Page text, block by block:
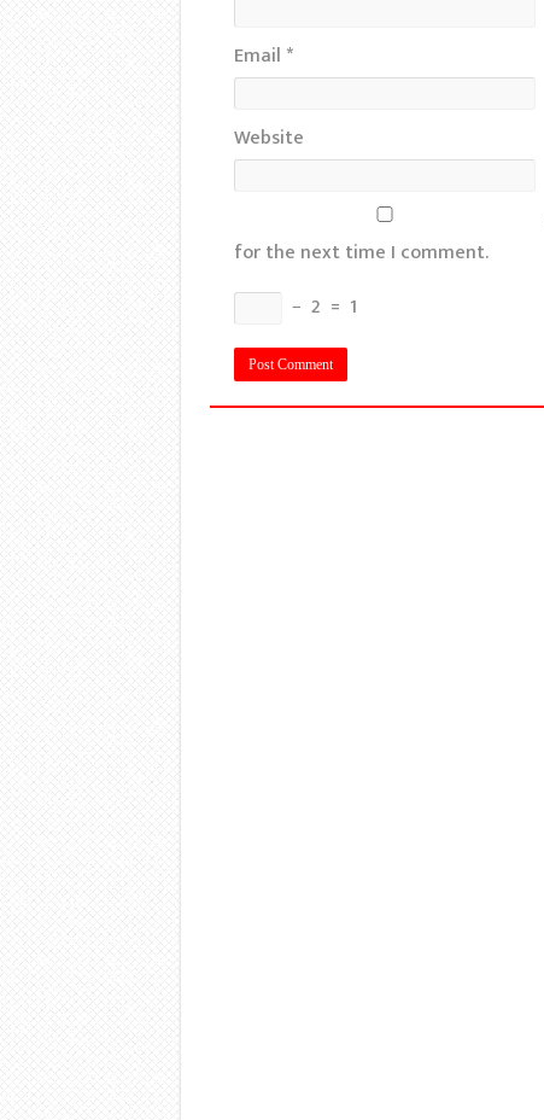
Email *
Website
for the next time I comment.
− 2 = 1